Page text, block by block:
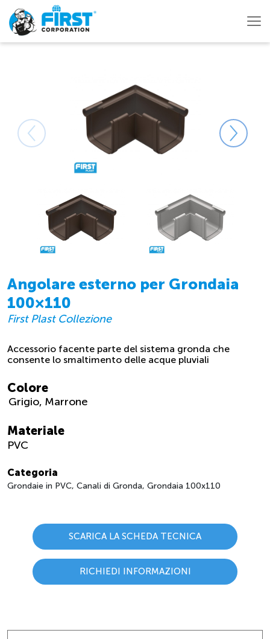
Angolare esterno per Grondaia
100×110
First Plast Collezione
Accessorio facente parte del sistema gronda che
consente lo smaltimento delle acque pluviali
Colore
Grigio Marrone
Materiale
PVC
Categoria
Grondaie in PVC, Canali di Gronda, Grondaia 100x110
SCARICA LA SCHEDA TECNICA
RICHIEDI INFORMAZIONI